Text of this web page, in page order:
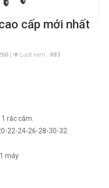
cấp mới nhất
Lượt xem : 883
rắc cắm.
22-24-26-28-30-32.
máy.